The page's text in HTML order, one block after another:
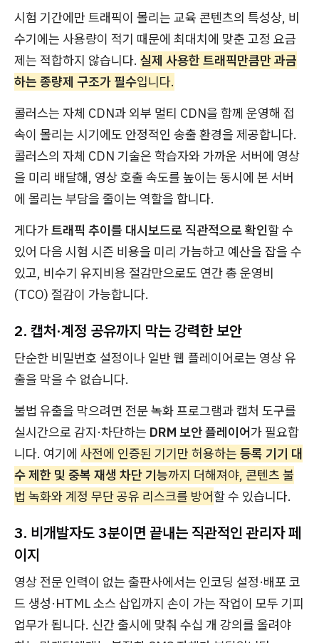
시험 기간에만 트래픽이 몰리는 교육 콘텐츠의 특성상, 비
수기에는 사용량이 적기 때문에 최대치에 맞춘 고정 요금
제는 적합하지 않습니다. 실제 사용한 트래픽만큼만 과금
하는 종량제 구조가 필수입니다.
콜러스는 자체 CDN과 외부 멀티 CDN을 함께 운영해 접
속이 몰리는 시기에도 안정적인 송출 환경을 제공합니다.
콜러스의 자체 CDN 기술은 학습자와 가까운 서버에 영상
을 미리 배달해, 영상 호출 속도를 높이는 동시에 본 서버
에 몰리는 부담을 줄이는 역할을 합니다.
게다가트래픽 추이를 대시보드로 직관적으로 확인할 수
있어 다음 시험 시즌 비용을 미리 가늠하고 예산을 잡을 수
있고, 비수기 유지비용 절감만으로도 연간 총 운영비
(TCO) 절감이 가능합니다.
2. 캡처·계정 공유까지 막는 강력한 보안
단순한 비밀번호 설정이나 일반 웹 플레이어로는 영상 유
출을 막을 수 없습니다.
불법 유출을 막으려면 전문 녹화 프로그램과 캡처 도구를
실시간으로 감지·차단하는 DRM 보안 플레이어가 필요합
니다. 여기에 사전에 인증된 기기만 허용하는 등록 기기 대
수 제한 및 중복 재생 차단 기능까지 더해져야, 콘텐츠 불
법 녹화와 계정 무단 공유 리스크를 방어할 수 있습니다.
3. 비개발자도 3분이면 끝내는 직관적인 관리자 페
이지
영상 전문 인력이 없는 출판사에서는 인코딩 설정·배포 코
드 생성·HTML 소스 삽입까지 손이 가는 작업이 모두 기피
업무가 됩니다. 신간 출시에 맞춰 수십 개 강의를 올려야